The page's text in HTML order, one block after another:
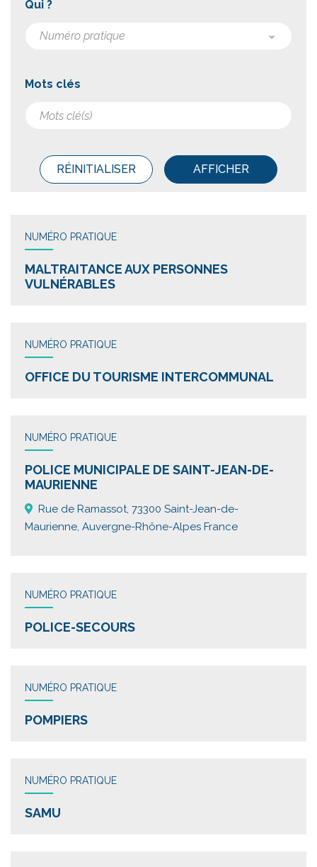
Qui ?
Mots clés
RÉINITIALISER AFFICHER
NUMÉRO PRATIQUE
MALTRAITANCE AUX PERSONNES
VULNÉRABLES
NUMÉRO PRATIQUE
OFFICE DU TOURISME INTERCOMMUNAL
NUMÉRO PRATIQUE
POLICE MUNICIPALE DE SAINT-JEAN-DE-
MAURIENNE
Rue de Ramassot, 73300 Saint-Jean-de-
Maurienne, Auvergne-Rhône-Alpes France
NUMÉRO PRATIQUE
POLICE-SECOURS
NUMÉRO PRATIQUE
POMPIERS
NUMÉRO PRATIQUE
SAMU